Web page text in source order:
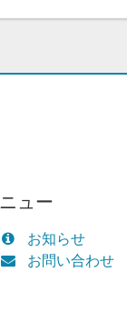
ュー
お知らせ
お問い合わせ